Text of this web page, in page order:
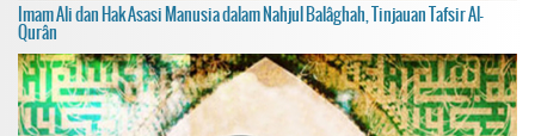
Imam Ali dan Hak Asasi Manusia dalam Nahjul Balâghah, Tinjauan Tafsir Al-
Qurân